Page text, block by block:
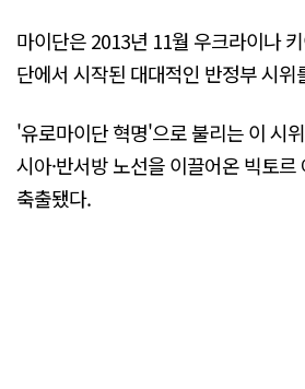
마이단은 2013년 11월 우크라이나
단에서 시작된 대대적인 반정부 시위
'유로마이단 혁명'으로 불리는 이 시
시아·반서방 노선을 이끌어온 빅토
축출됐다.